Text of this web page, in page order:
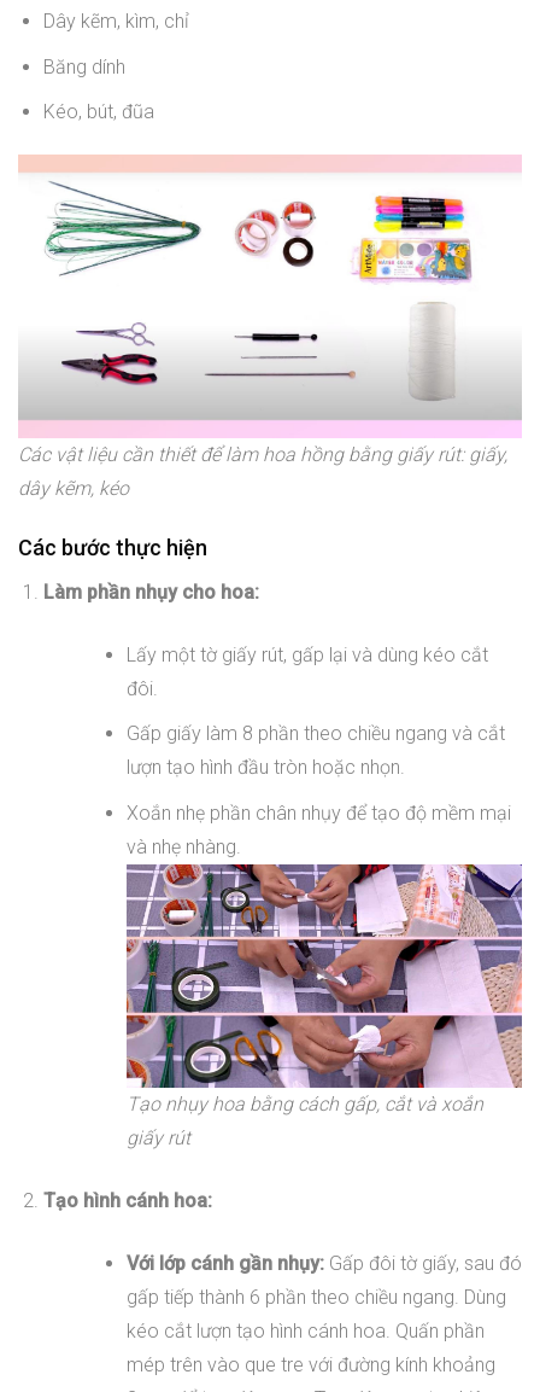
Dây kẽm, kìm, chỉ
Băng dính
Kéo, bút, đũa
Các vật liệu cần thiết để làm hoa hồng bằng giấy rút: giấy,
dây kẽm, kéo
Các bước thực hiện
Làm phần nhụy cho hoa:
Lấy một tờ giấy rút, gấp lại và dùng kéo cắt
đôi.
Gấp giấy làm 8 phần theo chiều ngang và cắt
lượn tạo hình đầu tròn hoặc nhọn.
Xoắn nhẹ phần chân nhụy để tạo độ mềm mại
và nhẹ nhàng.
Tạo nhụy hoa bằng cách gấp, cắt và xoắn
giấy rút
Tạo hình cánh hoa:
Với lớp cánh gần nhụy:Gấp đôi tờ giấy, sau đó
gấp tiếp thành 6 phần theo chiều ngang. Dùng
kéo cắt lượn tạo hình cánh hoa. Quấn phần
mép trên vào que tre với đường kính khoảng